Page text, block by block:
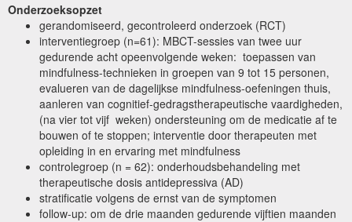
Onderzoeksopzet
gerandomiseerd, gecontroleerd onderzoek (RCT)
interventiegroep (n=61): MBCT-sessies van twee uur
gedurende acht opeenvolgende weken: toepassen van
mindfulness-technieken in groepen van 9 tot 15 personen,
evalueren van de dagelijkse mindfulness-oefeningen thuis,
aanleren van cognitief-gedragstherapeutische vaardigheden,
(na vier tot vijf weken) ondersteuning om de medicatie af te
bouwen of te stoppen; interventie door therapeuten met
opleiding in en ervaring met mindfulness
controlegroep (n = 62): onderhoudsbehandeling met
therapeutische dosis antidepressiva (AD)
stratificatie volgens de ernst van de symptomen
follow-up: om de drie maanden gedurende vijftien maanden